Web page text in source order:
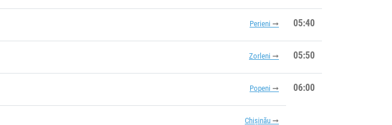
Perieni 05:40
Zorleni 05:50
Popeni 06:00
Chișinău